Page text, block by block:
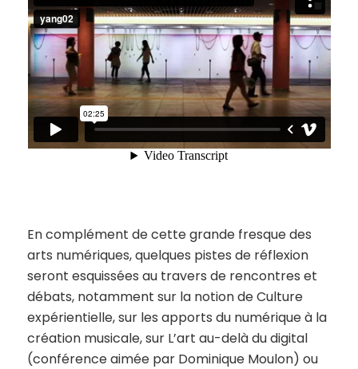
En complément de cette grande fresque des
arts numériques, quelques pistes de réflexion
seront esquissées au travers de rencontres et
débats, notamment sur la notion deCulture
expérientielle, sur les apports du numérique à la
création musicale, sur L’art au-delà du digital
(conférence aimée par Dominique Moulon) ou